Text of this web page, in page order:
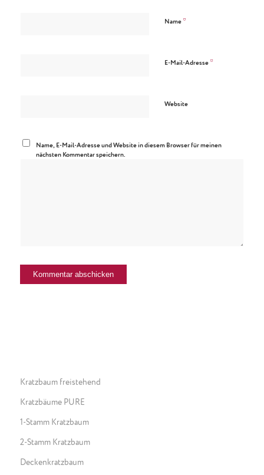
Name *
E-Mail-Adresse *
Website
Name, E-Mail-Adresse und Website in diesem Browser für meinen
nächsten Kommentar speichern.
Kratzbaum freistehend
Kratzbäume PURE
1-Stamm Kratzbaum
2-Stamm Kratzbaum
Deckenkratzbaum